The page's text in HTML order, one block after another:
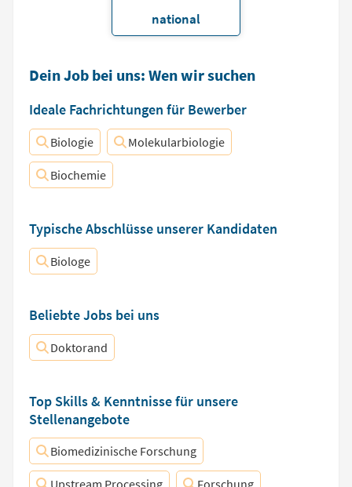
national
Dein Job bei uns: Wen wir suchen
Ideale Fachrichtungen für Bewerber
Biologie Molekularbiologie
Biochemie
Typische Abschlüsse unserer Kandidaten
Biologe
Beliebte Jobs bei uns
Doktorand
Top Skills & Kenntnisse für unsere
Stellenangebote
Biomedizinische Forschung